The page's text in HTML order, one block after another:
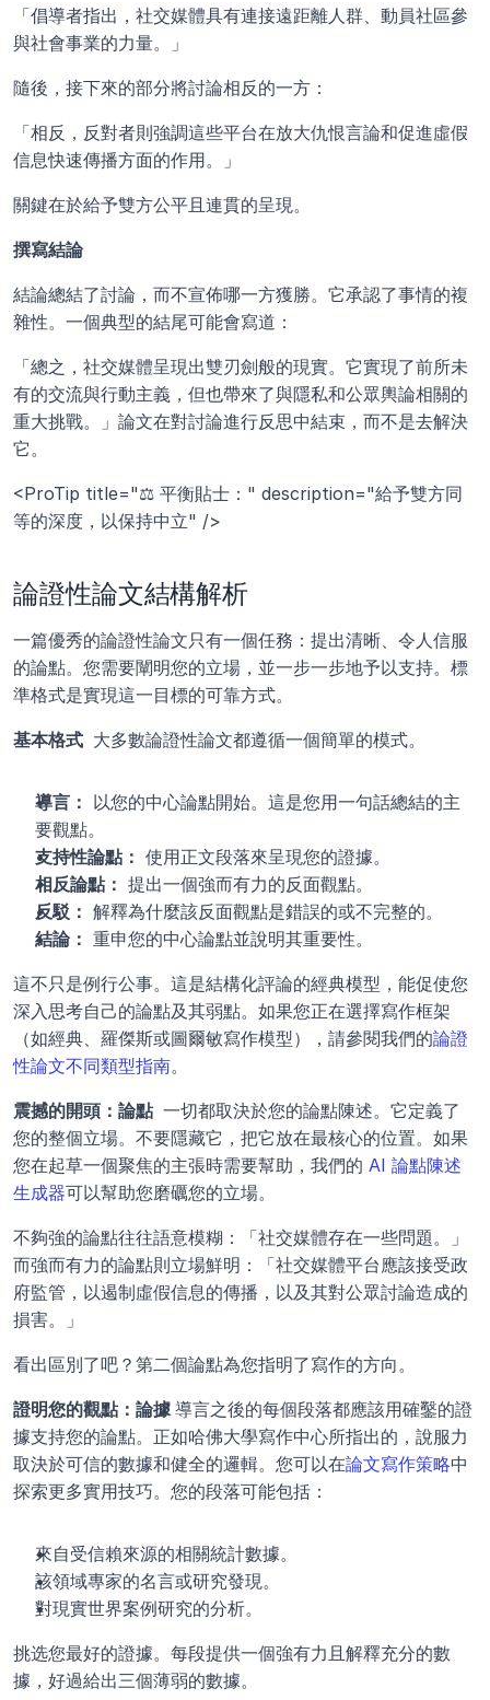
「倡導者指出，社交媒體具有連接遠距離人群、動員社區參
與社會事業的力量。」
隨後，接下來的部分將討論相反的一方：
「相反，反對者則強調這些平台在放大仇恨言論和促進虛假
信息快速傳播方面的作用。」
關鍵在於給予雙方公平且連貫的呈現。
撰寫結論
結論總結了討論，而不宣佈哪一方獲勝。它承認了事情的複
雜性。一個典型的結尾可能會寫道：
「總之，社交媒體呈現出雙刃劍般的現實。它實現了前所未
有的交流與行動主義，但也帶來了與隱私和公眾輿論相關的
重大挑戰。」論文在對討論進行反思中結束，而不是去解決
它。
<ProTip title="⚖️ 平衡貼士：" description="給予雙方同
等的深度，以保持中立" />
論證性論文結構解析
一篇優秀的論證性論文只有一個任務：提出清晰、令人信服
的論點。您需要闡明您的立場，並一步一步地予以支持。標
準格式是實現這一目標的可靠方式。
基本格式 大多數論證性論文都遵循一個簡單的模式。
導言： 以您的中心論點開始。這是您用一句話總結的主
要觀點。
支持性論點： 使用正文段落來呈現您的證據。
相反論點： 提出一個強而有力的反面觀點。
反駁： 解釋為什麼該反面觀點是錯誤的或不完整的。
結論： 重申您的中心論點並說明其重要性。
這不只是例行公事。這是結構化評論的經典模型，能促使您
深入思考自己的論點及其弱點。如果您正在選擇寫作框架
（如經典、羅傑斯或圖爾敏寫作模型），請參閱我們的論證
性論文不同類型指南。
震撼的開頭：論點 一切都取決於您的論點陳述。它定義了
您的整個立場。不要隱藏它，把它放在最核心的位置。如果
您在起草一個聚焦的主張時需要幫助，我們的 AI 論點陳述
生成器可以幫助您磨礪您的立場。
不夠強的論點往往語意模糊：「社交媒體存在一些問題。」
而強而有力的論點則立場鮮明：「社交媒體平台應該接受政
府監管，以遏制虛假信息的傳播，以及其對公眾討論造成的
損害。」
看出區別了吧？第二個論點為您指明了寫作的方向。
證明您的觀點：論據 導言之後的每個段落都應該用確鑿的證
據支持您的論點。正如哈佛大學寫作中心所指出的，說服力
取決於可信的數據和健全的邏輯。您可以在論文寫作策略中
探索更多實用技巧。您的段落可能包括：
來自受信賴來源的相關統計數據。
該領域專家的名言或研究發現。
對現實世界案例研究的分析。
挑选您最好的證據。每段提供一個強有力且解釋充分的數
據，好過給出三個薄弱的數據。